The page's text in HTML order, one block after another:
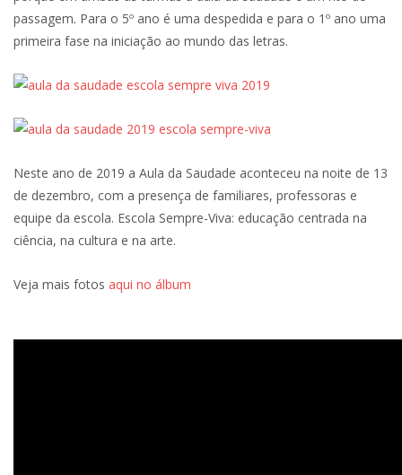
passagem. Para o 5º ano é uma despedida e para o 1º ano uma
primeira fase na iniciação ao mundo das letras.
Neste ano de 2019 a Aula da Saudade aconteceu na noite de 13
de dezembro, com a presença de familiares, professoras e
equipe da escola. Escola Sempre-Viva: educação centrada na
ciência, na cultura e na arte.
Veja mais fotos aqui no álbum